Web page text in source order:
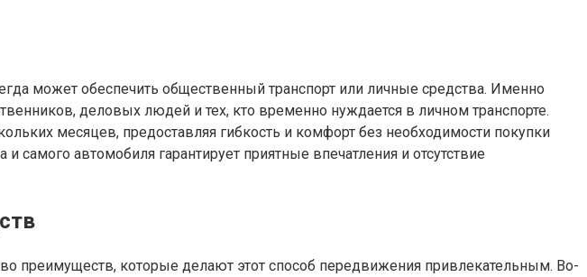
может обеспечить общественный транспорт или личные средства. Именно
деловых людей и тех, кто временно нуждается в личном транспорте.
месяцев, предоставляя гибкость и комфорт без необходимости покупки
автомобиля гарантирует приятные впечатления и отсутствие
преимуществ, которые делают этот способ передвижения привлекательным. Во-